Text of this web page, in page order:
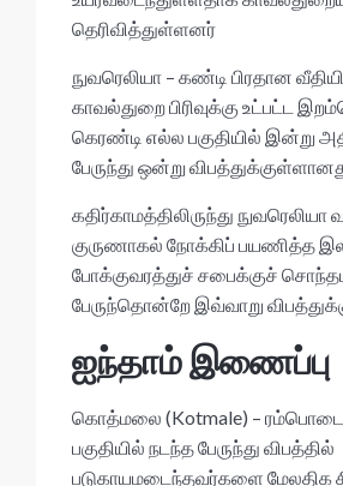
p k
தெரிவித்துள்ளனர்
நுவரெலியா – கண்டி பிரதான
காவல்துறை பிரிவுக்கு உட்பட்ட
கெரண்டி எல்ல பகுதியில் இன்று
பேருந்து ஒன்று
கதிர்காமத்திலிருந்து நுவரெலியா
குருணாகல் நோக்கிப் பயணித்த
போக்குவரத்துச் சபைக்குச்
பேருந்தொன்றே இவ்வாறு
ஐந்தாம் இணைப்பு
கொத்மலை (Kotmale) –
பகுதியில் நடந்த பேருந்து விபத்தில்
படுகாயமடைந்தவர்களை மேலதிக